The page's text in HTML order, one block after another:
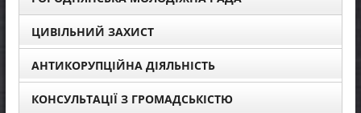
ЦИВІЛЬНИЙ ЗАХИСТ
АНТИКОРУПЦІЙНА ДІЯЛЬНІСТЬ
КОНСУЛЬТАЦІЇ З ГРОМАДСЬКІСТЮ